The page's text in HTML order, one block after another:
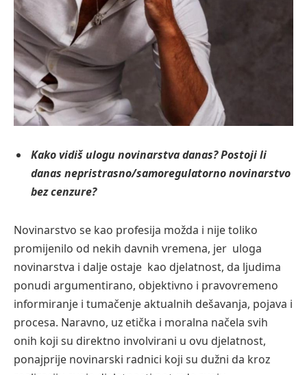
Kako vidiš ulogu novinarstva danas? Postoji li
danas nepristrasno/samoregulatorno novinarstvo
bez cenzure?
Novinarstvo se kao profesija možda i nije toliko
promijenilo od nekih davnih vremena, jer uloga
novinarstva i dalje ostaje kao djelatnost, da ljudima
ponudi argumentirano, objektivno i pravovremeno
informiranje i tumačenje aktualnih dešavanja, pojava i
procesa. Naravno, uz etička i moralna načela svih
onih koji su direktno involvirani u ovu djelatnost,
ponajprije novinarski radnici koji su dužni da kroz